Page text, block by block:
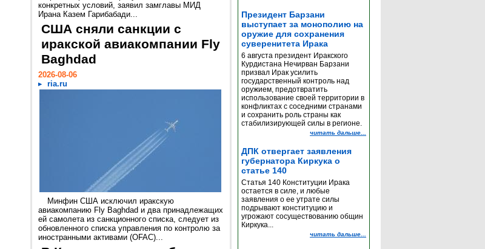
конкретных условий, заявил замглавы МИД
Ирана Казем Гарибабади...
США сняли санкции с
иракской авиакомпании Fly
Baghdad
2026-08-06
ria.ru
Минфин США исключил иракскую
авиакомпанию Fly Baghdad и два принадлежащих
ей самолета из санкционного списка, следует из
обновленного списка управления по контролю за
иностранными активами (OFAC)...
Президент Барзани
выступает за монополию на
оружие для сохранения
суверенитета Ирака
6 августа президент Иракского
Курдистана Нечирван Барзани
призвал Ирак усилить
государственный контроль над
оружием, предотвратить
использование своей территории в
конфликтах с соседними странами
и сохранить роль страны как
стабилизирующей силы в регионе.
читать дальше...
ДПК отвергает заявления
губернатора Киркука о
статье 140
Статья 140 Конституции Ирака
остается в силе, и любые
заявления о ее утрате силы
подрывают конституцию и
угрожают сосуществованию общин
Киркука...
читать дальше...